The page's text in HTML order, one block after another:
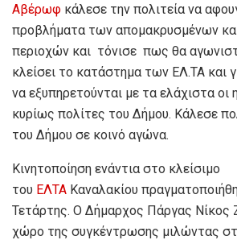
Αβέρωφ κάλεσε την πολιτεία να
προβλήματα των απομακρυσμένων
περιοχών και τόνισε πως θα
κλείσει το κατάστημα των ΕΛ.ΤΑ και
να εξυπηρετούνται με τα ελάχιστα οι
κυρίως πολίτες του Δήμου. Κάλεσε
του Δήμου σε κοινό αγώνα.
Κινητοποίηση ενάντια στο κλείσιμο
του ΕΛΤΑ Καναλακίου
Τετάρτης. Ο Δήμαρχος Πάργας Νίκος
χώρο της συγκέντρωσης μιλώντας